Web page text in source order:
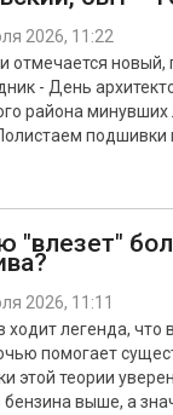
2026, 11:22
отмечается новый,
- День
района минувших
подшивки
"влезет"
2026, 11:11
легенда, что
помогает
этой теории
выше, а